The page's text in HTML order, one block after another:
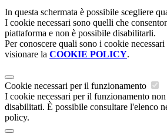
In questa schermata è possibile scegliere
I cookie necessari sono quelli che
piattaforma e non è possibile disabilitarli.
Per conoscere quali sono i cookie
visionare la COOKIE POLICY.
Cookie necessari per il funzionamento
I cookie necessari per il funzionamento non
disabilitati. È possibile consultare l'elenco
policy.